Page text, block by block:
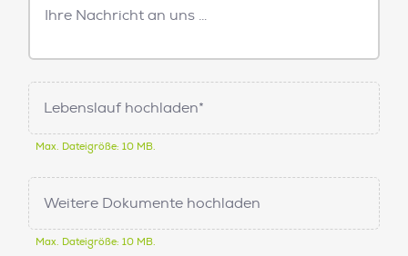
Nachricht
Lebenslauf hochladen*
Max. Dateigröße: 10 MB.
Weitere Dokumente hochladen
Max. Dateigröße: 10 MB.